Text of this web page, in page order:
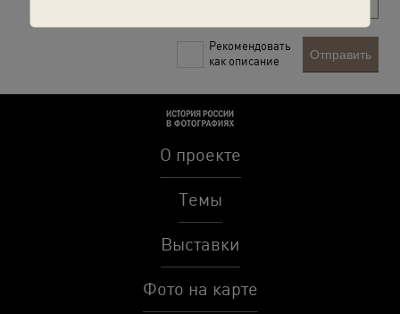
Рекомендовать
как описание
Отправить
О проекте
Темы
Выставки
Фото на карте